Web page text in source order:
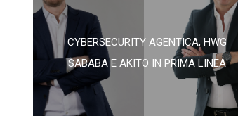
CYBERSECURITY AGENTICA, HWG
SABABA E AKITO IN PRIMA LINEA